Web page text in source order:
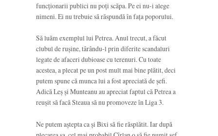
funcționarii publici nu poți scăpa. Pe ei nu-i alege
nimeni. Ei nu trebuie să răspundă în fața poporului.
Să luăm exemplul lui Petrea. Anul trecut, a făcut
clubul de rușine, târându-l prin diferite scandaluri
legate de afaceri dubioase cu terenuri. Cu toate
acestea, a plecat pe un post mult mai bine plătit, deci
putem spune că munca lui a fost apreciată de șefi.
Adică Leș și Munteanu au apreciat faptul că Petrea a
reușit să facă Steaua să nu promoveze în Liga 3.
Ne putem aștepta ca și Bixi să fie răsplătit. Iar după